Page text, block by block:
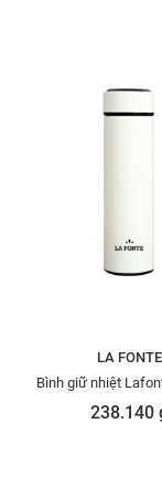
LA FONTE
Bình giữ nhiệt
238.140